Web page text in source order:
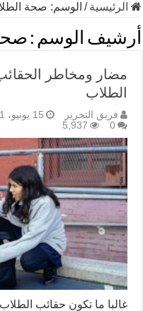
الرئيسية/ الوسم: صحة
أرشيف الوسم :
مضار ومخاطر
الطلاب
فريق التحرير 15 يونيو، 2021
0
5,937
غالبا ما تكون حقائب